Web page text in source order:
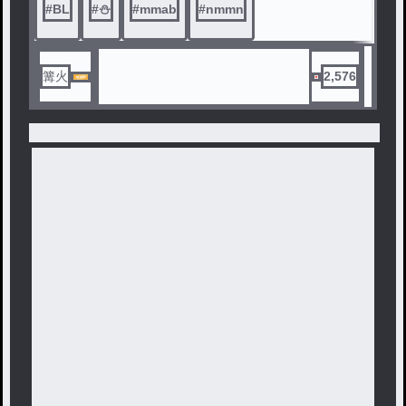
#BL #⛄️ #mmab #nmmn
篝火 2,576